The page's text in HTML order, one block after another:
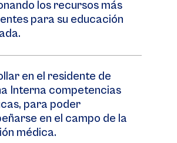
los recursos más
para su educación
en el residente de
Interna competencias
para poder
en el campo de la
médica.